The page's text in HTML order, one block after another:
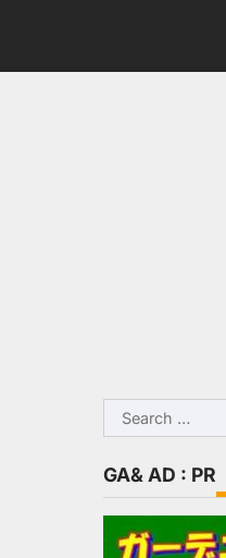
Search
for:
GA& AD : PR